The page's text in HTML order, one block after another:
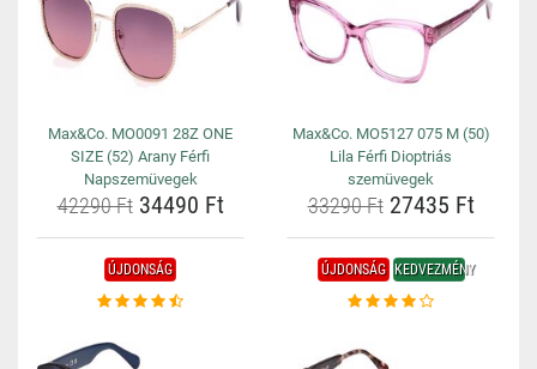
Max&Co. MO0091 28Z ONE
SIZE (52) Arany Férfi
Napszemüvegek
42290 Ft34490 Ft
Max&Co. MO5127 075 M (50)
Lila Férfi Dioptriás
szemüvegek
33290 Ft27435 Ft
ÚJDONSÁG ÚJDONSÁG KEDVEZMÉNY